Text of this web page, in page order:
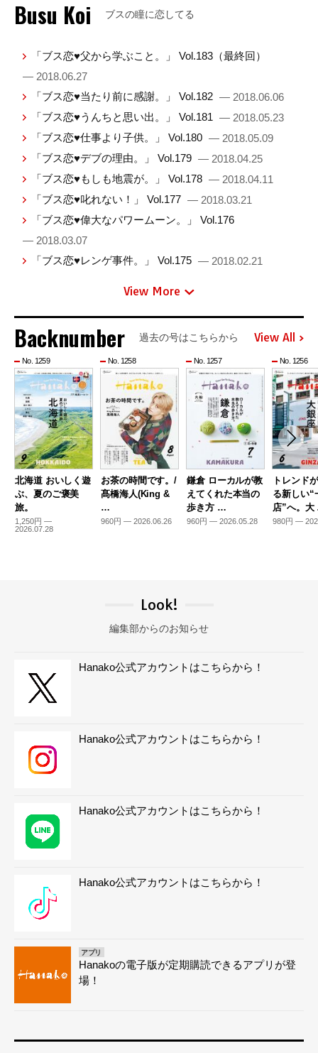
Busu Koi ブスの瞳に恋してる
「ブス恋♥父から学ぶこと。」 Vol.183（最終回）
— 2018.06.27
「ブス恋♥当たり前に感謝。」 Vol.182 — 2018.06.06
「ブス恋♥うんちと思い出。」 Vol.181 — 2018.05.23
「ブス恋♥仕事より子供。」 Vol.180 — 2018.05.09
「ブス恋♥デブの理由。」 Vol.179 — 2018.04.25
「ブス恋♥もしも地震が。」 Vol.178 — 2018.04.11
「ブス恋♥叱れない！」 Vol.177 — 2018.03.21
「ブス恋♥偉大なパワームーン。」 Vol.176
— 2018.03.07
「ブス恋♥レンゲ事件。」 Vol.175 — 2018.02.21
View More
Backnumber 過去の号はこちらから View All
No. 1259
北海道 おいしく遊
ぶ、夏のご褒美
旅。
1,250円 —
2026.07.28
No. 1258
お茶の時間です。/
髙橋海人(King &
…
960円 — 2026.06.26
No. 1257
鎌倉 ローカルが教
えてくれた本当の
歩き方 …
960円 — 2026.05.28
No. 1256
トレンド
る新しい“
店”へ。
980円 —
Look!
編集部からのお知らせ
Hanako公式アカウントはこちらから！
Hanako公式アカウントはこちらから！
Hanako公式アカウントはこちらから！
Hanako公式アカウントはこちらから！
アプリ
Hanakoの電子版が定期購読できるアプリが登
場！